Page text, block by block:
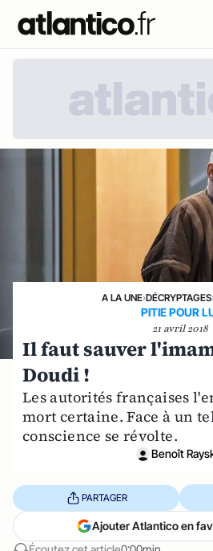
A LA UNE›DÉCRYPTAGES
PITIE POUR
21 avril 2018
Il faut sauver
Doudi !
Les autorités françaises
mort certaine. Face à un
conscience se révolte.
Benoît
PARTAGER
Ajouter Atlantico en